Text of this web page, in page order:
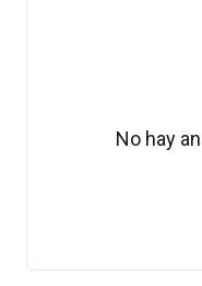
No hay